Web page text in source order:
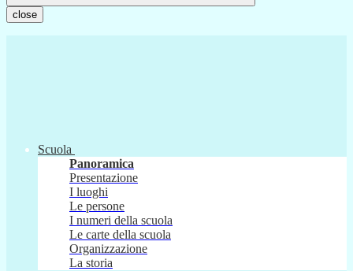
close
Scuola
Panoramica
Presentazione
I luoghi
Le persone
I numeri della scuola
Le carte della scuola
Organizzazione
La storia